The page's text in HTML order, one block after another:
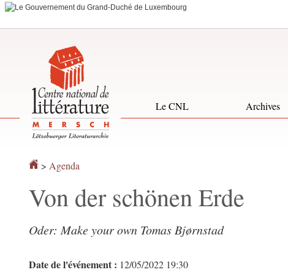
Aller
Aller
Le CNL Archives
> Agenda
Von der schönen Erde
Oder: Make your own Tomas Bjørnstad
Date de l'événement : 12/05/2022 19:30